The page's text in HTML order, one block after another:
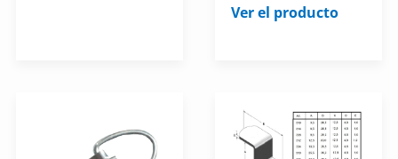
Ver el producto